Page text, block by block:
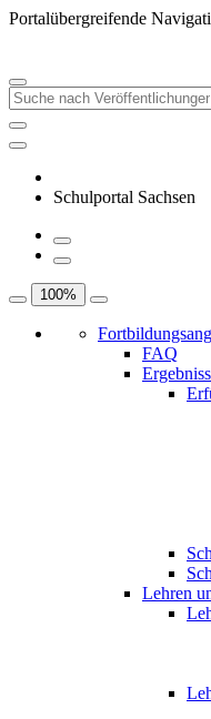
Portalübergreifende
Schulportal Sachsen
100%
FAQ
Lehren